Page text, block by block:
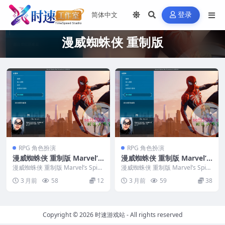
登录
漫威蜘蛛侠 重制版
RPG 角色扮演
漫威蜘蛛侠 重制版 Marvel’s
Spider-Man Remastered
WIN游戏 PC电脑游戏 适配系
统WINDOWS
漫威蜘蛛侠 重制版 Marvel’s Spid
3 月前 58 12
RPG 角色扮演
漫威蜘蛛侠 重制版 Marvel’s
Spider-Man Remastered
MAC游戏 苹果电脑游戏 适配
苹果OS系统macOS
漫威蜘蛛侠 重制版 Marvel’s Spid
3 月前 59 38
Copyright © 2026时速游戏站- All rights reserved